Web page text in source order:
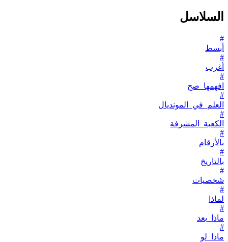
السلاسل
#
أبسط
#
أغرب
#
افهمها_صح
#
العلم_في_المونديال
#
الكعبة_المشرفة
#
بالأرقام
#
بالتاريخ
#
شخصيات
#
لماذا
#
ماذا_بعد
#
ماذا_لو